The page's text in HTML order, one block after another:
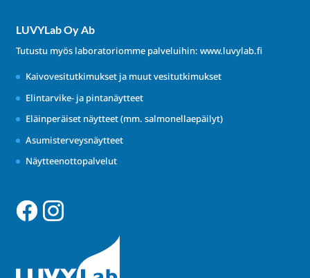
LUVYLab Oy Ab
Tutustu myös laboratoriomme palveluihin: www.luvylab.fi
Kaivovesitutkimukset ja muut vesitutkimukset
Elintarvike- ja pintanäytteet
Eläinperäiset näytteet (mm. salmonellaepäilyt)
Asumisterveysnäytteet
Näytteenottopalvelut